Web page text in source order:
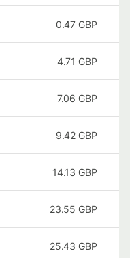
0.47 GBP
4.71 GBP
7.06 GBP
9.42 GBP
14.13 GBP
23.55 GBP
25.43 GBP